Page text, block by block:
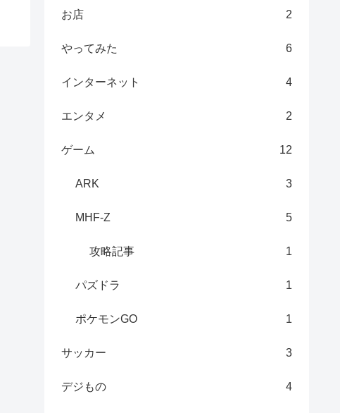
お店 2
やってみた 6
インターネット 4
エンタメ 2
ゲーム 12
ARK 3
MHF-Z 5
攻略記事 1
パズドラ 1
ポケモンGO 1
サッカー 3
デジもの 4